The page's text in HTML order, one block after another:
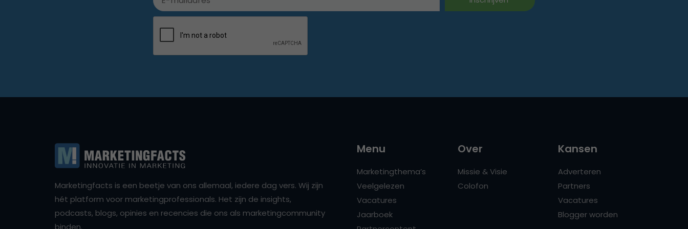
Marketingfacts is een beetje van ons allemaal, iedere dag vers. Wij zijn
hét platform voor marketingprofessionals. Het zijn de insights,
podcasts, blogs, opinies en recencies die ons als marketingcommunity
Menu
Marketingthema’s
Veelgelezen
Vacatures
Jaarboek
Over
Missie & Visie
Colofon
Kansen
Adverteren
Partners
Vacatures
Blogger worden